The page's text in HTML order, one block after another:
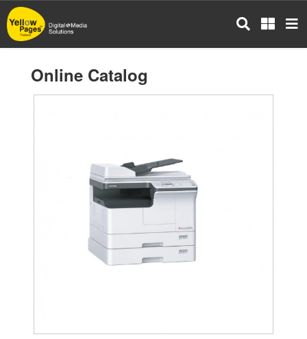
Skip
to
main
Online Catalog